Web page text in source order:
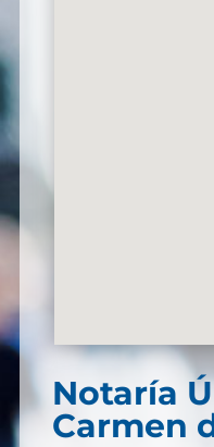
Notaría
Carmen